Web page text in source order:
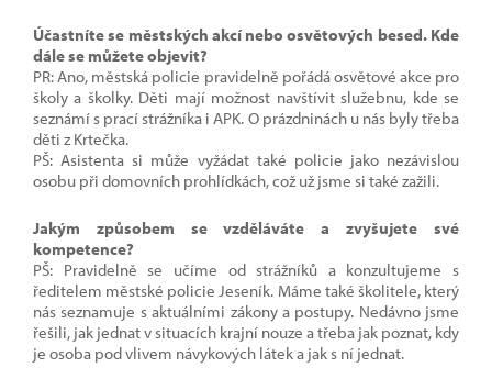
Účastníte se městských akcí nebo osvětových besed. Kde
dále se můžete objevit?
PR: Ano, městská policie pravidelně pořádá osvětové akce pro
školy a školky. Děti mají možnost navštívit služebnu, kde se
seznámí s prací strážníka i APK. O prázdninách u nás byly třeba
děti z Krtečka.
PŠ: Asistenta si může vyžádat také policie jako nezávislou
osobu při domovních prohlídkách, což už jsme si také zažili.
Jakým způsobem se vzděláváte a zvyšujete své
kompetence?
PŠ: Pravidelně se učíme od strážníků a konzultujeme s
ředitelem městské policie Jeseník. Máme také školitele, který
nás seznamuje s aktuálními zákony a postupy. Nedávno jsme
řešili, jak jednat v situacích krajní nouze a třeba jak poznat, kdy
je osoba pod vlivem návykových látek a jak s ní jednat.